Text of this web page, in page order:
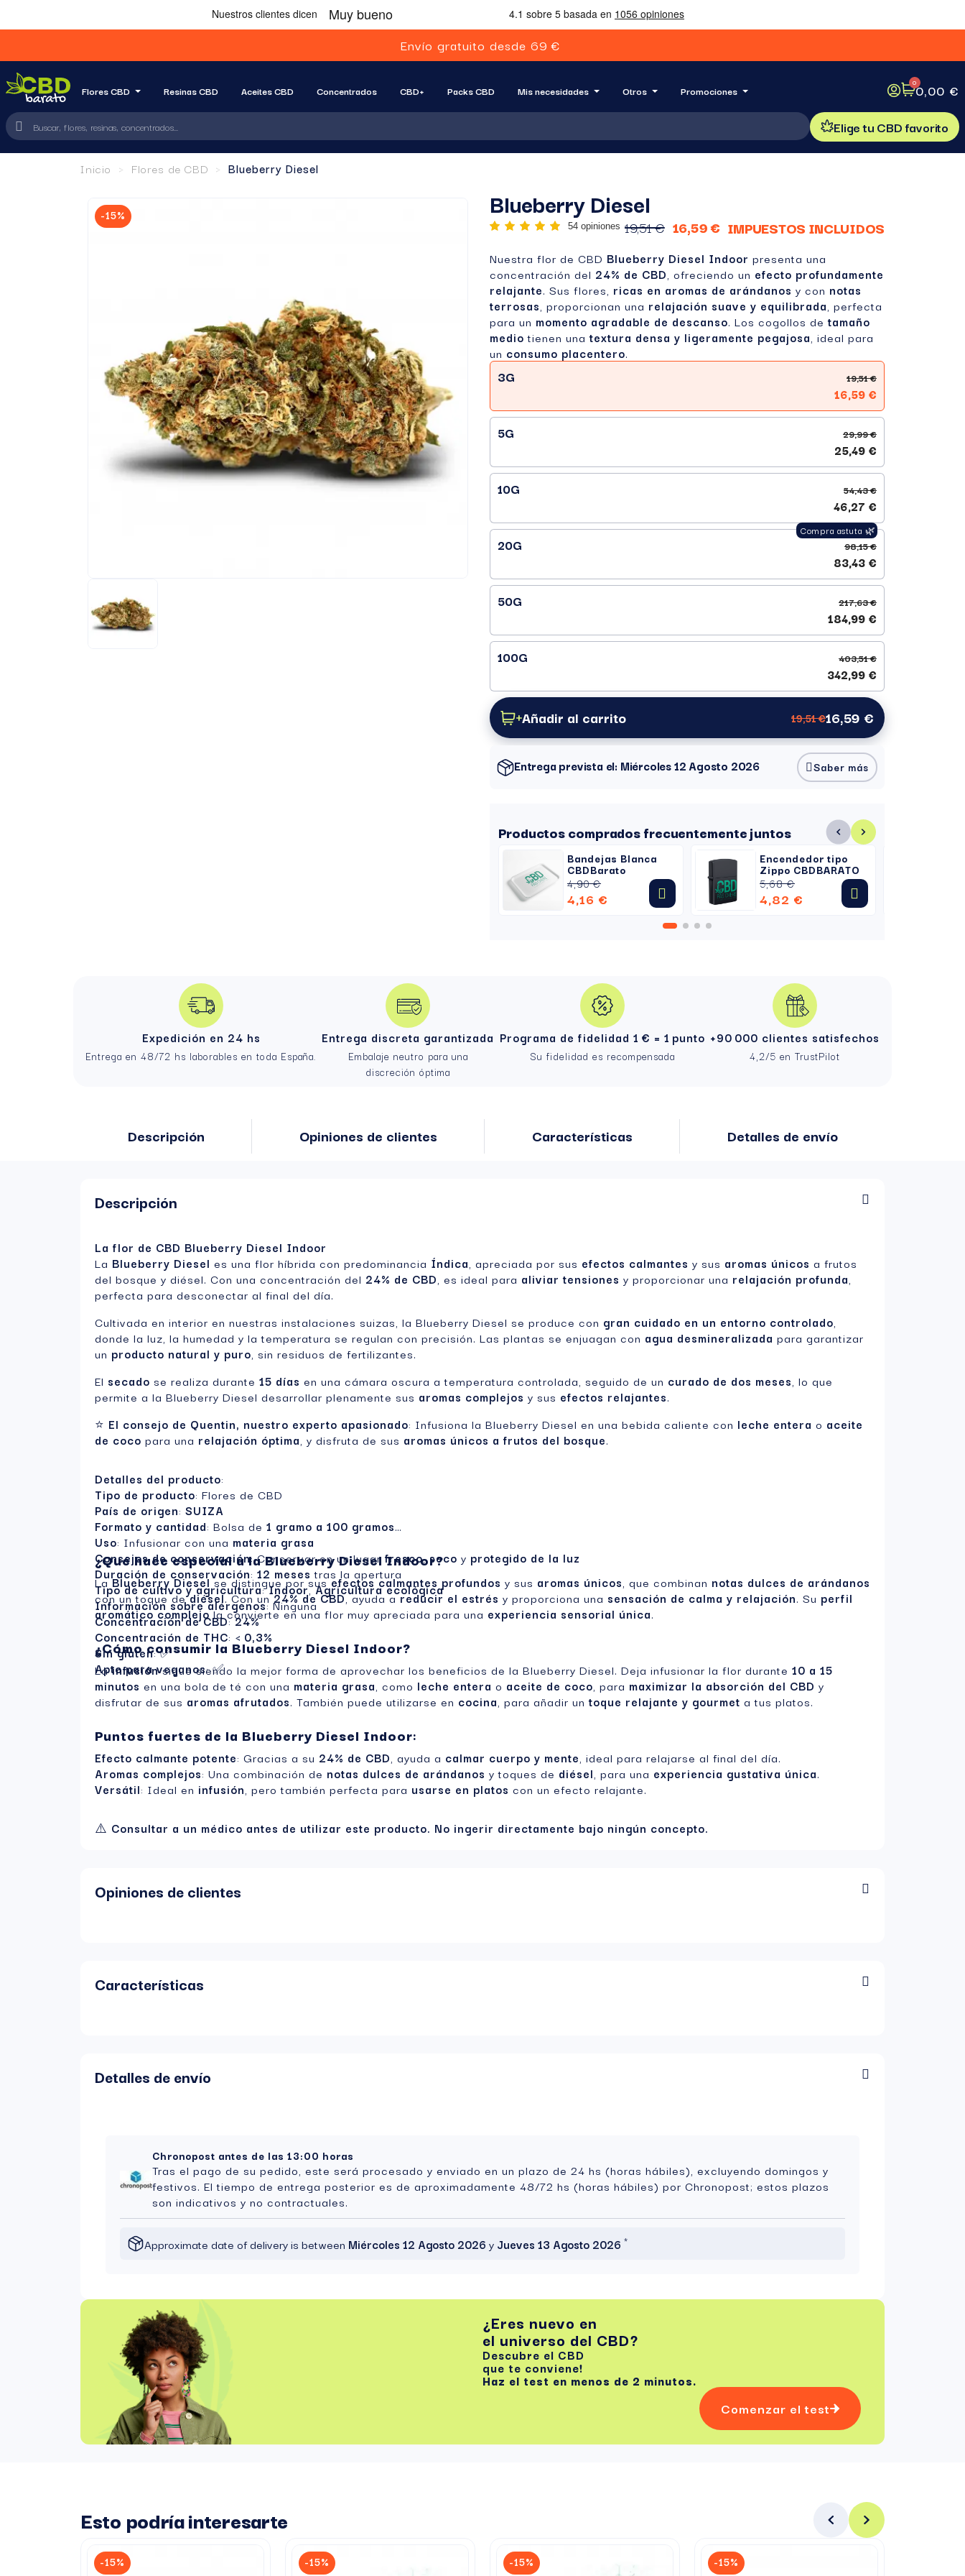
Envío gratuito desde 69 €
Flores CBD Resinas CBD Aceites CBD Concentrados CBD+ Packs CBD Mis necesidades Otros Promociones
0,00 €
Elige tu CBD favorito
Inicio Flores de CBD Blueberry Diesel
-15% Blueberry Diesel
54 opiniones 19,51 € 16,59 € IMPUESTOS INCLUIDOS
Nuestra flor de CBD Blueberry Diesel Indoor presenta una
concentración del 24% de CBD, ofreciendo un efecto profundamente
relajante. Sus flores, ricas en aromas de arándanos y con notas
terrosas, proporcionan una relajación suave y equilibrada, perfecta
para un momento agradable de descanso. Los cogollos detamaño
medio tienen unatextura densa y ligeramente pegajosa, ideal para
un consumo placentero.
3G 19,51 €
16,59 €
5G 29,99 €
25,49 €
10G 54,43 €
46,27 €
20G 98,15 €
83,43 €
50G 217,63 €
184,99 €
100G 403,51 €
342,99 €
Añadir al carrito 19,51 €16,59 €
Entrega prevista el: Miércoles 12 Agosto 2026 Saber más
Productos comprados frecuentemente juntos
Bandejas Blanca
CBDBarato
4,90 €
4,16 €
Encendedor tipo
Zippo CBDBARATO
5,68 €
4,82 €
Expedición en 24 hs
Entrega en 48/72 hs laborables en toda España.
Entrega discreta garantizada
Embalaje neutro para una
discreción óptima
Programa de fidelidad 1 € = 1 punto
Su fidelidad es recompensada
+90 000 clientes satisfechos
4,2/5 en TrustPilot
Descripción Opiniones de clientes Características Detalles de envío
Descripción
La flor de CBD Blueberry Diesel Indoor
La Blueberry Diesel es una flor híbrida con predominancia Índica, apreciada por sus efectos calmantes y sus aromas únicos a frutos
del bosque y diésel. Con una concentración del 24% de CBD, es ideal para aliviar tensiones y proporcionar una relajación profunda,
perfecta para desconectar al final del día.
Cultivada en interior en nuestras instalaciones suizas, la Blueberry Diesel se produce con gran cuidado en un entorno controlado,
donde la luz, la humedad y la temperatura se regulan con precisión. Las plantas se enjuagan con agua desmineralizada para garantizar
un producto natural y puro, sin residuos de fertilizantes.
El secado se realiza durante 15 días en una cámara oscura a temperatura controlada, seguido de un curado de dos meses, lo que
permite a la Blueberry Diesel desarrollar plenamente sus aromas complejos y sus efectos relajantes.
⭐ El consejo de Quentin, nuestro experto apasionado: Infusiona la Blueberry Diesel en una bebida caliente con leche entera o aceite
de coco para una relajación óptima, y disfruta de sus aromas únicos a frutos del bosque.
Detalles del producto:
Tipo de producto: Flores de CBD
País de origen: SUIZA
Formato y cantidad: Bolsa de 1 gramo a 100 gramos
Uso: Infusionar con una materia grasa
Consejos de conservación: Conservar en un lugar fresco,seco y protegido de la luz
Duración de conservación: 12 meses tras la apertura
Tipo de cultivo y agricultura:Indoor,Agricultura ecológica
Información sobre alérgenos: Ninguna
Concentración de CBD:24%
Concentración de THC: < 0,3%
Sin gluten: ✅
Apto para veganos: ✅
¿Qué hace especial a la Blueberry Diesel Indoor?
LaBlueberry Dieselse distingue por susefectos calmantes profundos y sus aromas únicos, que combinan notas dulces de arándanos
con un toque dediésel. Con un24% de CBD, ayuda areducir el estrés y proporciona una sensación de calma y relajación. Su perfil
aromático complejola convierte en una flor muy apreciada para una experiencia sensorial única.
¿Cómo consumir la Blueberry Diesel Indoor?
Lainfusiónsigue siendo la mejor forma de aprovechar los beneficios de la Blueberry Diesel. Deja infusionar la flor durante 10 a 15
minutos en una bola de té con una materia grasa, como leche entera o aceite de coco, para maximizar la absorción del CBD y
disfrutar de sus aromas afrutados. También puede utilizarse en cocina, para añadir untoque relajante y gourmet a tus platos.
Puntos fuertes de la Blueberry Diesel Indoor:
Efecto calmante potente: Gracias a su 24% de CBD, ayuda a calmar cuerpo y mente, ideal para relajarse al final del día.
Aromas complejos: Una combinación de notas dulces de arándanos y toques de diésel, para una experiencia gustativa única.
Versátil: Ideal en infusión, pero también perfecta para usarse en platos con un efecto relajante.
⚠️ Consultar a un médico antes de utilizar este producto. No ingerir directamente bajo ningún concepto.
Opiniones de clientes
Características
Detalles de envío
Chronopost antes de las 13:00 horas
Tras el pago de su pedido, este será procesado y enviado en un plazo de 24 hs (horas hábiles), excluyendo domingos y
festivos. El tiempo de entrega posterior es de aproximadamente 48/72 hs (horas hábiles) por Chronopost; estos plazos
son indicativos y no contractuales.
Approximate date of delivery is between Miércoles 12 Agosto 2026 y Jueves 13 Agosto 2026 *
¿Eres nuevo en
el universo del CBD?
Descubre el CBD
que te conviene!
Haz el test en menos de 2 minutos.
Comenzar el test
Esto podría interesarte
-15% -15% -15% -15%